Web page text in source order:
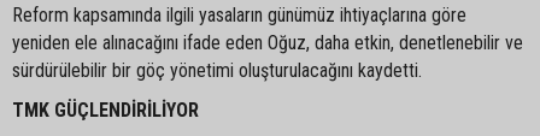
Reform kapsamında ilgili yasaların günümüz ihtiyaçlarına göre
yeniden ele alınacağını ifade eden Oğuz, daha etkin, denetlenebilir ve
sürdürülebilir bir göç yönetimi oluşturulacağını kaydetti.
TMK GÜÇLENDİRİLİYOR